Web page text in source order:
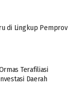
di Lingkup Pemprov
Terafiliasi
Daerah